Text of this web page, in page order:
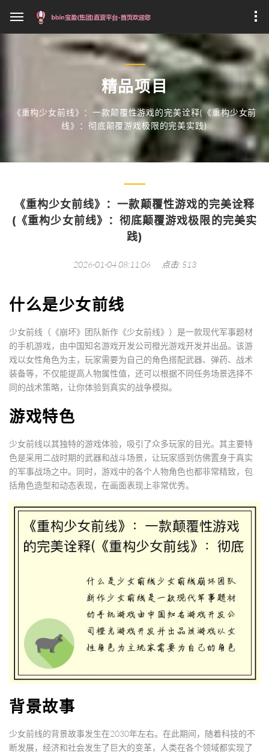
精品项目
《重构少女前线》：一款颠覆性游戏的完美诠释(《重构少女前
线》：彻底颠覆游戏极限的完美实践)
《重构少女前线》：一款颠覆性游戏的完美诠释
(《重构少女前线》：彻底颠覆游戏极限的完美实
践)
2026-01-04 08:11:06 点击: 513
什么是少女前线
少女前线（《崩坏》团队新作《少女前线》）是一款现代军事题材
的手机游戏，由中国知名游戏开发公司橙光游戏开发并出品。该游
戏以女性角色为主，玩家需要为自己的角色搭配武器、弹药、战术
装备等，不仅能提高人物属性值，还可以根据不同任务场景选择不
同的战术策略，让你体验到真实的战争模拟。
游戏特色
少女前线以其独特的游戏体验，吸引了众多玩家的目光。其主要特
色是采用二战时期的武器和战斗场景，让玩家感到仿佛置身于真实
的军事战场之中。同时，游戏中的各个人物角色也都非常精致，包
括角色造型和动态表现，在画面表现上非常优秀。
背景故事
少女前线的背景故事发生在2030年左右。在此期间，随着科技的不
断发展，经济和社会发生了巨大的变革，人类在各个领域都实现了